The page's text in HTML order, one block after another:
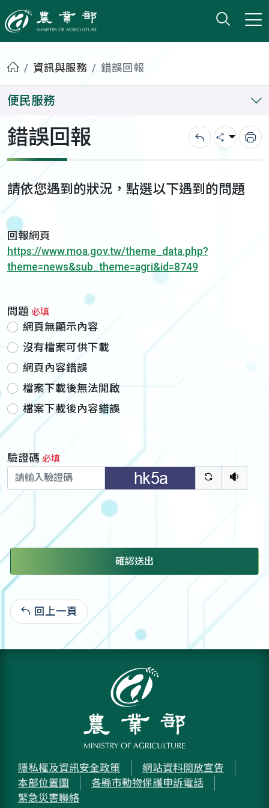
農業部
打開
小版
首頁資訊與服務 錯誤回報
便民服務
錯誤回報 回上一頁
分享 列
請依您遇到的狀況，點選以下遇到的問題
回報網頁
https://www.moa.gov.tw/theme_data.php?
theme=news&sub_theme=agri&id=8749
問題 必填
網頁無顯示內容
沒有檔案可供下載
網頁內容錯誤
檔案下載後無法開啟
檔案下載後內容錯誤
驗證碼 必填
驗證碼重新
聽語
確認送出
回上一頁
隱私權及資訊安全政策
網站資料開放宣告
本部位置圖
各縣市動物保護申訴電話
緊急災害聯絡